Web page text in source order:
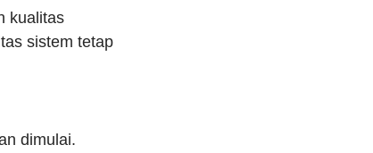
kualitas
sistem tetap
dimulai.